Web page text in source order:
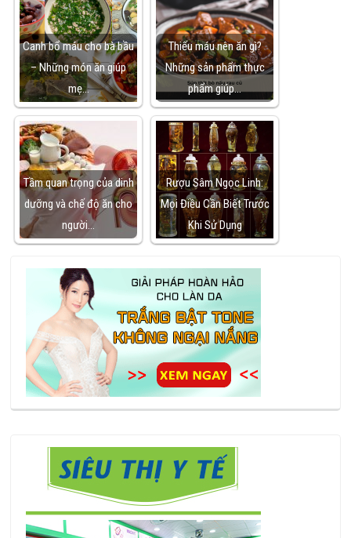
Canh bổ máu cho bà bầu
– Những món ăn giúp
mẹ…
Thiếu máu nên ăn gì?
Những sản phẩm thực
phẩm giúp…
Tầm quan trọng của dinh
dưỡng và chế độ ăn cho
người…
Rượu Sâm Ngọc Linh:
Mọi Điều Cần Biết Trước
Khi Sử Dụng